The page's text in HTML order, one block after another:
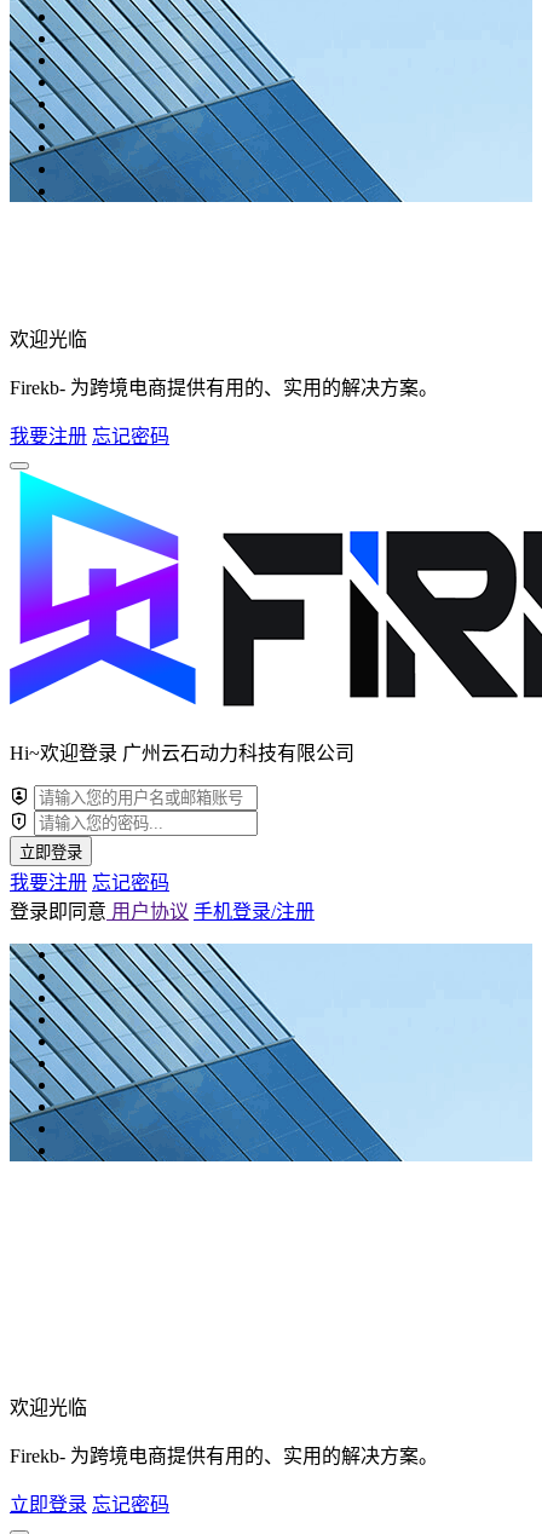
欢迎光临
Firekb- 为跨境电商提供有用的、实用的解决方案。
我要注册 忘记密码
Hi~欢迎登录 广州云石动力科技有限公司
立即登录
我要注册 忘记密码
登录即同意 用户协议 手机登录/注册
欢迎光临
Firekb- 为跨境电商提供有用的、实用的解决方案。
立即登录 忘记密码